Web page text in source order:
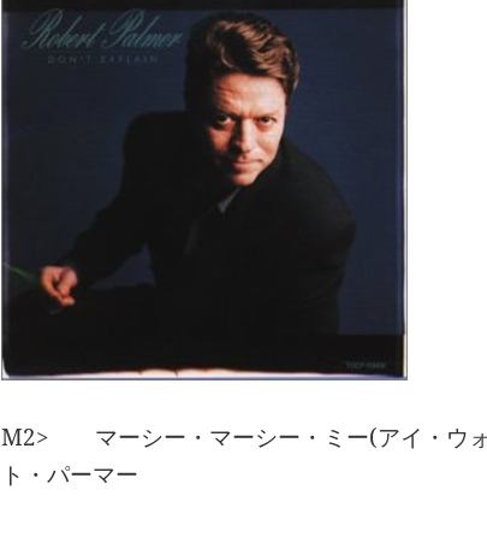
M2> マーシー・マーシー・ミー(アイ・ウ
ト・パーマー